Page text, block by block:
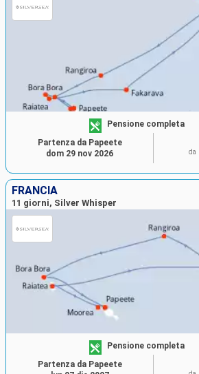
Pensione completa
da
Partenza da Papeete
dom 29 nov 2026
FRANCIA
11 giorni, Silver Whisper
Pensione completa
Partenza da Papeete